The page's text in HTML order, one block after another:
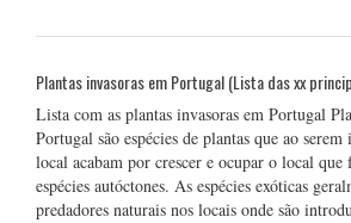
Plantas invasoras em Portugal (Lista das xx
Lista com as plantas invasoras em Portugal
Portugal são espécies de plantas que ao
local acabam por crescer e ocupar o local
espécies autóctones. As espécies exóticas
predadores naturais nos locais onde são